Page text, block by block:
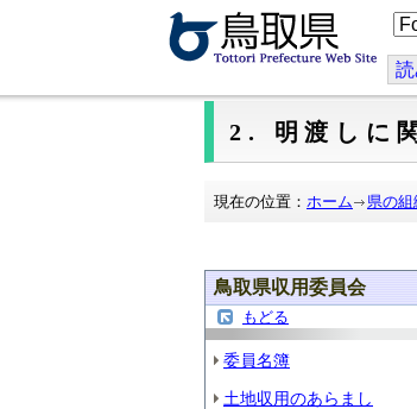
こ
の
ジ
を
翻
訳
2. 明渡しに
現在の位置： ホーム 県の
鳥取県収用委員会
もどる
委員名簿
土地収用のあらまし